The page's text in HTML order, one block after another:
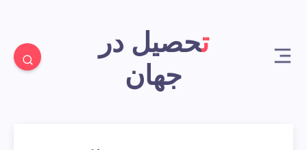
تحصیل در
جهان